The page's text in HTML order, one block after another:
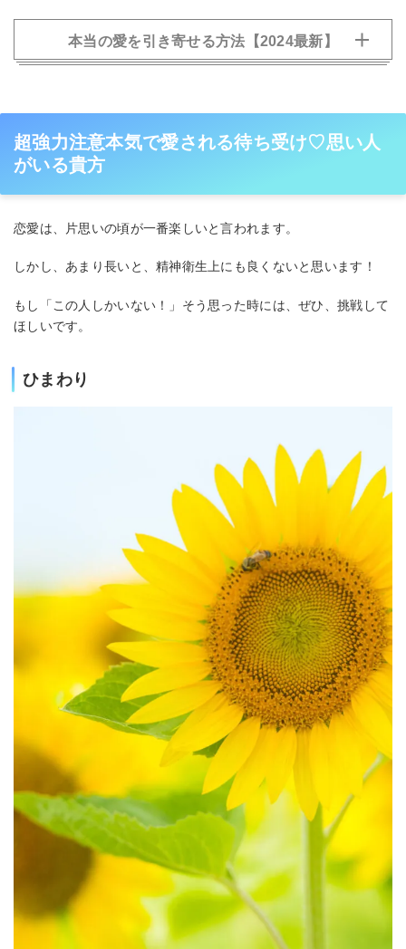
本当の愛を引き寄せる方法【2024最新】
料金： 1分/ 374 円 占歴：46年 3ヶ月
超強力注意本気で愛される待ち受け♡思い人
がいる貴方
恋愛は、片思いの頃が一番楽しいと言われます。
しかし、あまり長いと、精神衛生上にも良くないと思います！
もし「この人しかいない！」そう思った時には、ぜひ、挑戦して
ほしいです。
ひまわり